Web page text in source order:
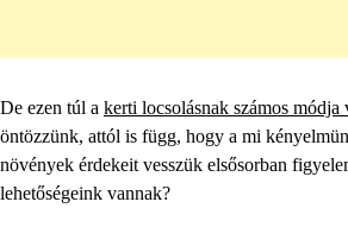
De ezen túl a kerti locsolásnak számos módja
öntözzünk, attól is függ, hogy a mi
növények érdekeit vesszük elsősorban
lehetőségeink vannak?